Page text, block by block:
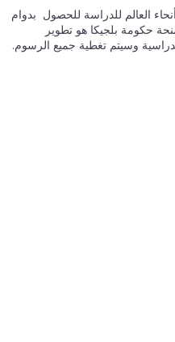
العالم للدراسة للحصول بدوام
حكومة بلجيكا هو تطوير
وسيتم تغطية جميع الرسوم.